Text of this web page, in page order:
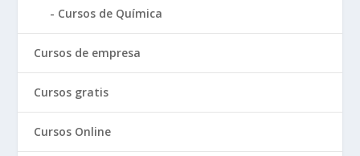
Cursos de Química
Cursos de empresa
Cursos gratis
Cursos Online